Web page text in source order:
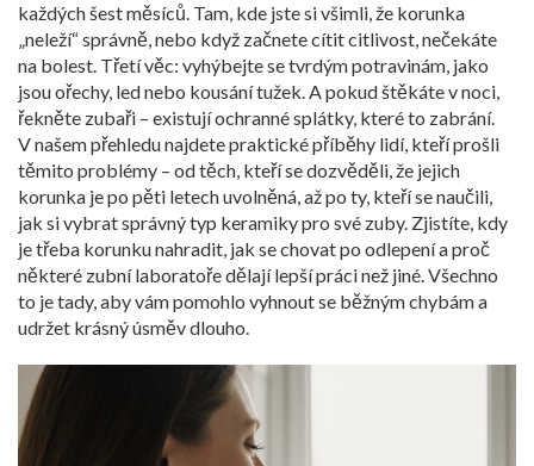
každých šest měsíců. Tam, kde jste si všimli, že korunka
„neleží“ správně, nebo když začnete cítit citlivost, nečekáte
na bolest. Třetí věc: vyhýbejte se tvrdým potravinám, jako
jsou ořechy, led nebo kousání tužek. A pokud štěkáte v noci,
řekněte zubaři – existují ochranné splátky, které to zabrání.
V našem přehledu najdete praktické příběhy lidí, kteří prošli
těmito problémy – od těch, kteří se dozvěděli, že jejich
korunka je po pěti letech uvolněná, až po ty, kteří se naučili,
jak si vybrat správný typ keramiky pro své zuby. Zjistíte, kdy
je třeba korunku nahradit, jak se chovat po odlepení a proč
některé zubní laboratoře dělají lepší práci než jiné. Všechno
to je tady, aby vám pomohlo vyhnout se běžným chybám a
udržet krásný úsměv dlouho.